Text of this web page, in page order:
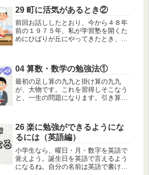
ということ。場面を覚えているのも国
語の力になる。漢字は音読みだけでな
く...
29 町に活気があるとき②
前回お話ししたとおり、今から４８年
前の１９７５年、私が学習塾を開くた
めにひばりが丘にやってきたとき、ひ
い家に暮らしていて、屋根でも壁でも
建具でも次々と修理が必要でした。大
工...
04 算数・数学の勉強法①
最初の足し算の九九と掛け算の九九
が、大物です。これを習得しそこなう
と、一生の問題になります。引き算の
意。そして、割合と百分率​が大変で
す。これはつまずく人のほうが多いの
で、赤...
26 楽に勉強ができるようにな
るには（英語編）
小学生なら、曜日・月・数字を英語で
覚えよう。誕生日を英語で言えるよう
になるね。自分の名前は英語で書ける